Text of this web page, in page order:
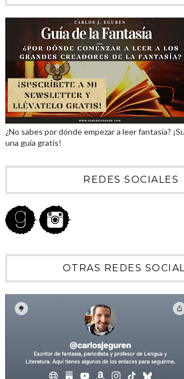
¿No sabes por dónde empezar a leer fantasía?
una guía gratis!
REDES SOCIALES
OTRAS REDES